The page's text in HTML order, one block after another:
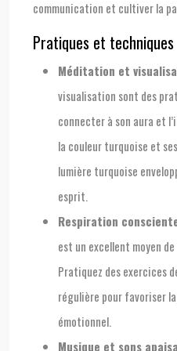
communication et cultiver la
Pratiques et techniques
Méditation et
visualisation sont des
connecter à son aura et
la couleur turquoise et
lumière turquoise
esprit.
Respiration
est un excellent moyen
Pratiquez des exercices
régulière pour favoriser
émotionnel.
Musique et sons